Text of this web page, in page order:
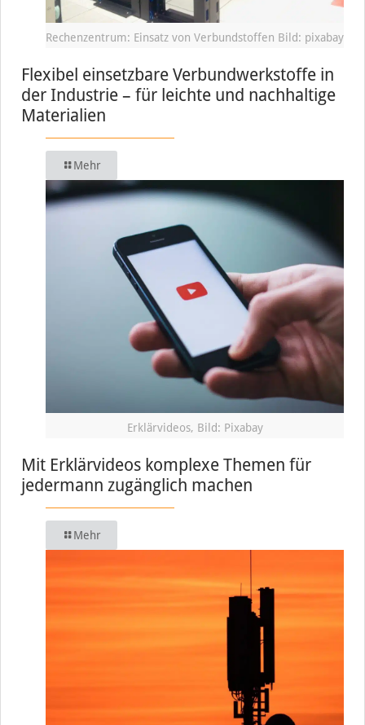
Rechenzentrum: Einsatz von Verbundstoffen Bild: pixabay
Flexibel einsetzbare Verbundwerkstoffe in
der Industrie – für leichte und nachhaltige
Materialien
Mehr
Erklärvideos, Bild: Pixabay
Mit Erklärvideos komplexe Themen für
jedermann zugänglich machen
Mehr